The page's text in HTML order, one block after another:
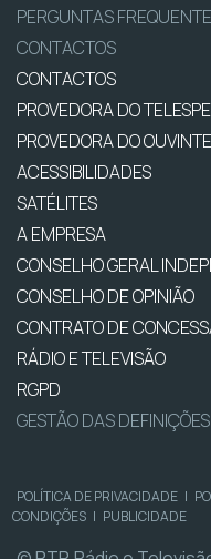
PERGUNTAS
CONTACTOS
CONTACTOS
PROVEDORA DO
PROVEDORA DO OUVINTE
ACESSIBILIDADES
SATÉLITES
A EMPRESA
CONSELHO GERAL
CONSELHO DE OPINIÃO
CONTRATO DE
RÁDIO E TELEVISÃO
RGPD
GESTÃO DAS
POLÍTICA DE PRIVACIDADE |
CONDIÇÕES | PUBLICIDADE